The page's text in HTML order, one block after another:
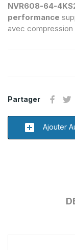
NVR608-64-
performance
avec compression
Partager
add_box Ajouter